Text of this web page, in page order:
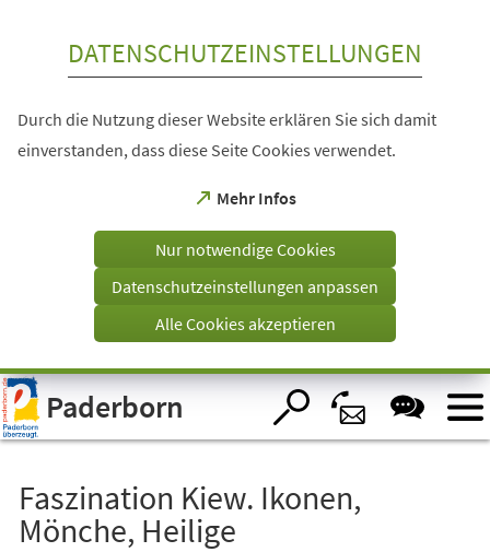
Visuelle
Assistenzsoftware
öffnen.
DATENSCHUTZEINSTELLUNGEN
Durch die Nutzung dieser Website erklären Sie sich damit
einverstanden, dass diese Seite Cookies verwendet.
Mehr Infos
(Öffnet
einem
Tab)
Nur notwendige Cookies
Datenschutzeinstellungen anpassen
Alle Cookies akzeptieren
Paderborn
Faszination Kiew. Ikonen,
Mönche, Heilige